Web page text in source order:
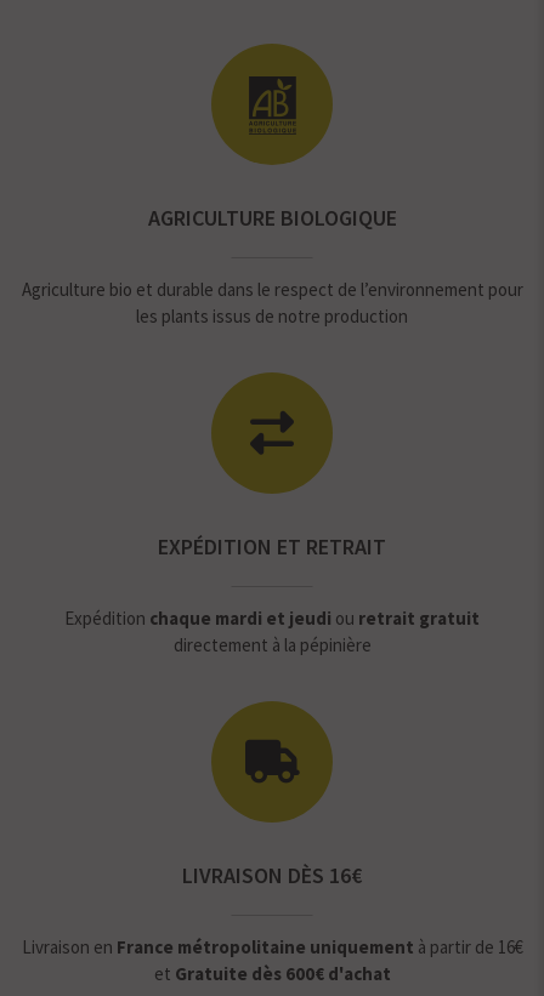
AGRICULTURE BIOLOGIQUE
Agriculture bio et durable dans le respect de l’environnement pour
les plants issus de notre production
EXPÉDITION ET RETRAIT
Expédition chaque mardi et jeudi ou retrait gratuit
directement à la pépinière
LIVRAISON DÈS 16€
Livraison en France métropolitaine uniquement à partir de 16€
et Gratuite dès 600€ d'achat